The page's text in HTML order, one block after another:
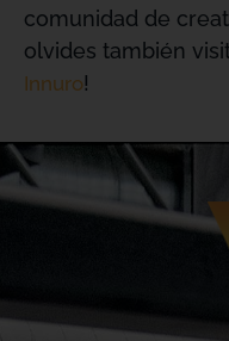
comunidad de
olvides también
Innuro!